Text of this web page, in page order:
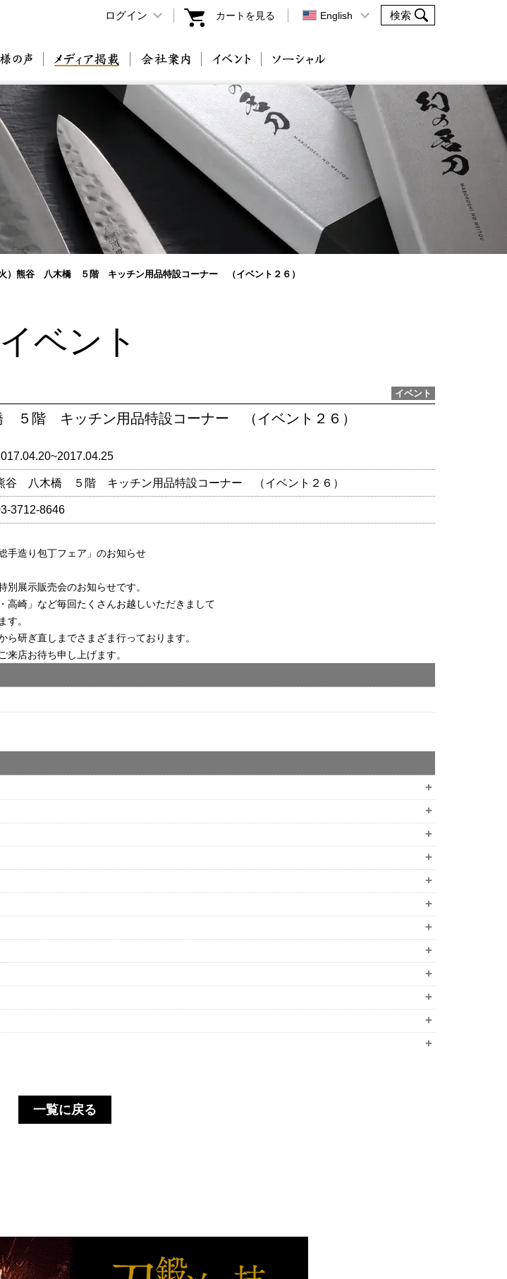
ログイン カートを見る English
質問 お客様の声 メディア掲載 会社案内 イベント
火）熊谷 八木橋 ５階 キッチン用品特設コーナー （イベント２６）
イベント
イベント
５階 キッチン用品特設コーナー （イベント２６）
谷 八木橋 ５階 キッチン用品特設コーナー （イベント２６）
3712-8646
手造り包丁フェア」のお知らせ
展示販売会のお知らせです。
高崎」など毎回たくさんお越しいただきまして
す。
研ぎ直しまでさまざま行っております。
店お待ち申し上げます。
+
+
+
+
+
+
+
+
+
+
+
+
一覧に戻る